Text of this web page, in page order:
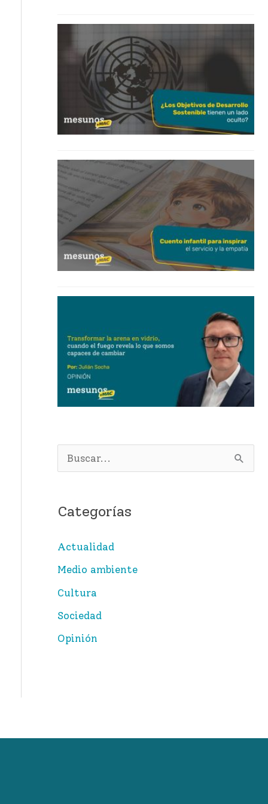
u
c
p
o
r
:
Categorías
Actualidad
Medio ambiente
Cultura
Sociedad
Opinión